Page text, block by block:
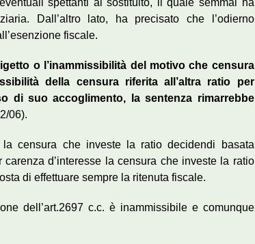
spettanti al sostituito, il quale semmai ha
Dall’altro lato, ha precisato che l’odierno
fiscale.
o l’inammissibilità del motivo che censura
della censura riferita all’altra ratio per
di suo accoglimento, la sentenza rimarrebbe
06).
censura che investe la ratio decidendi basata
d’interesse la censura che investe la ratio
di effettuare sempre la ritenuta fiscale.
dell’art.2697 c.c. è inammissibile e comunque